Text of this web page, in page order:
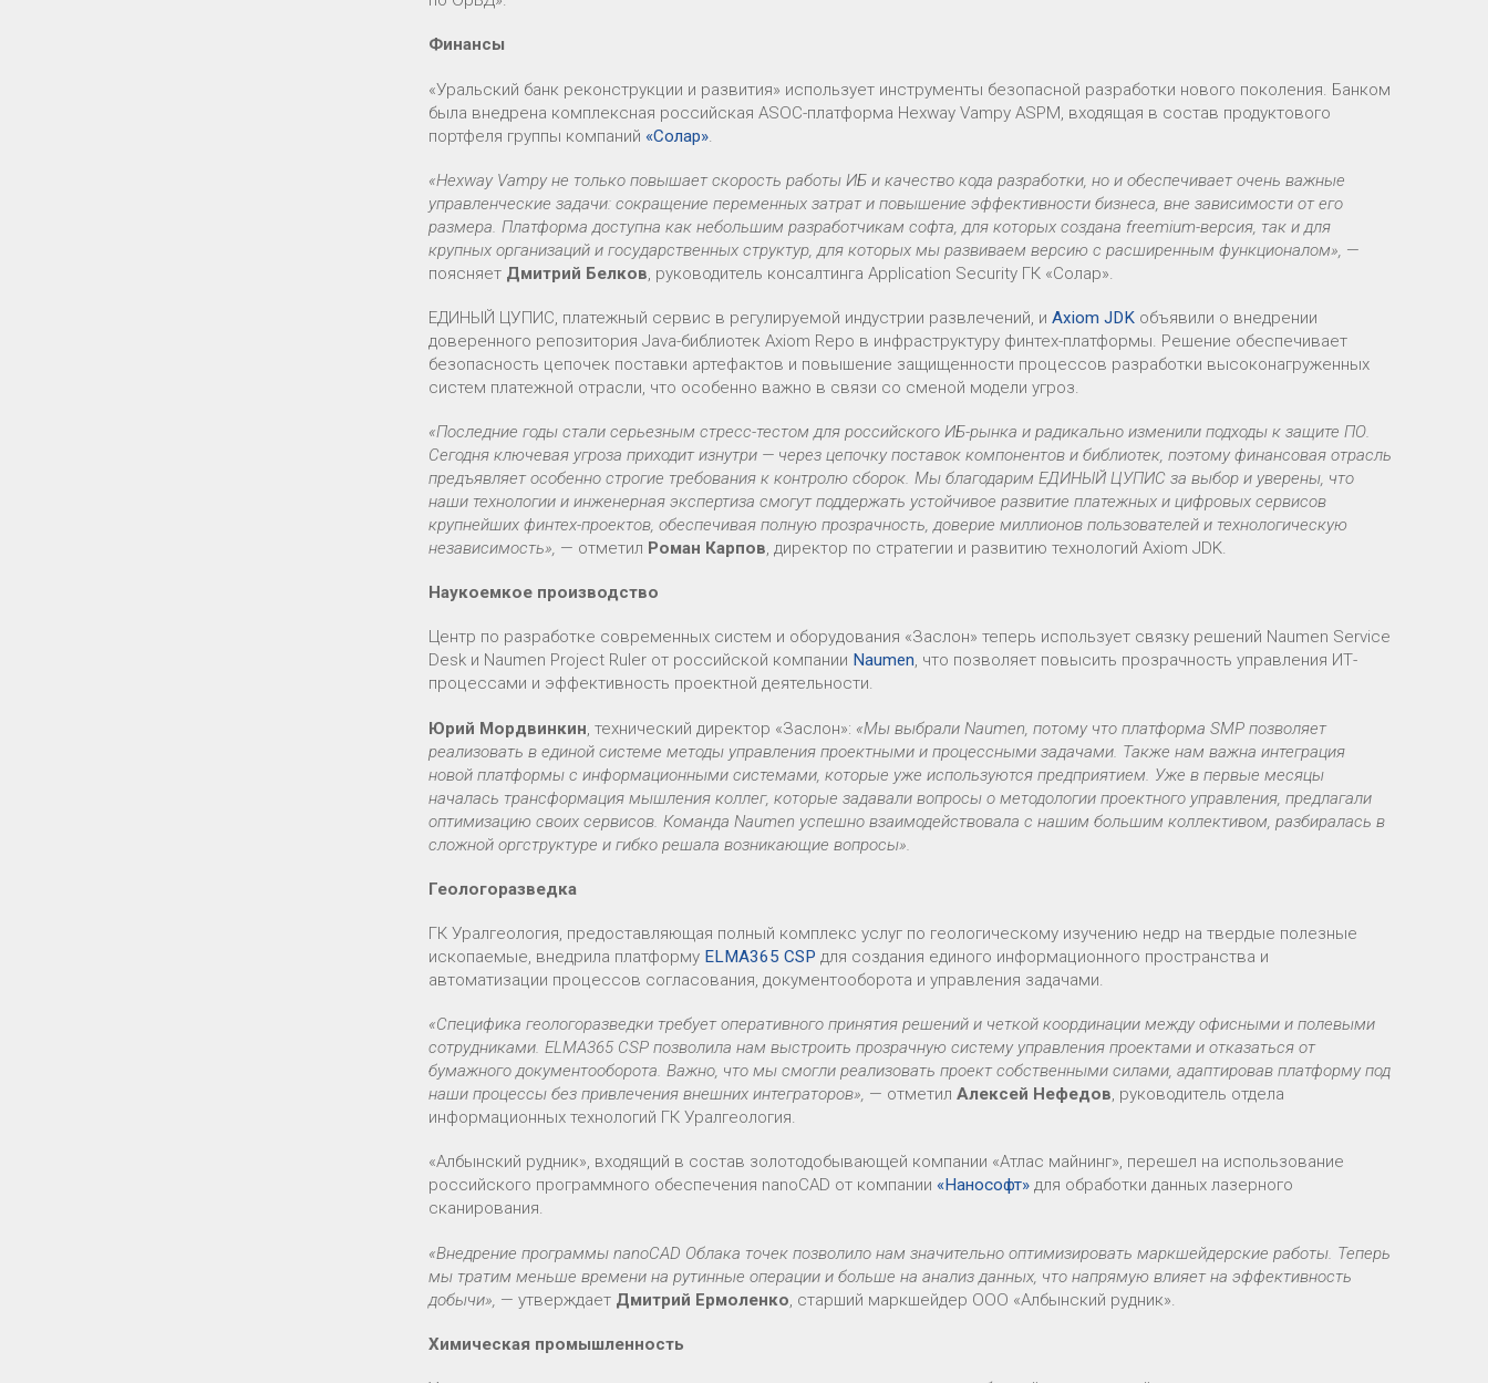
Финансы
«Уральский банк реконструкции и развития» использует инструменты безопасной разработки нового поколения. Банком
была внедрена комплексная российская ASOC-платформа Hexway Vampy ASPM, входящая в состав продуктового
портфеля группы компаний «Солар»
«Hexway Vampy не только повышает скорость работы ИБ и качество кода разработки, но и обеспечивает очень важные
управленческие задачи: сокращение переменных затрат и повышение эффективности бизнеса, вне зависимости от его
размера. Платформа доступна как небольшим разработчикам софта, для которых создана freemium-версия, так и для
крупных организаций и государственных структур, для которых мы развиваем версию с расширенным функционалом», —
поясняет Дмитрий Белков, руководитель консалтинга Application Security ГК «Солар».
ЕДИНЫЙ ЦУПИС, платежный сервис в регулируемой индустрии развлечений, и Axiom JDK объявили о внедрении
доверенного репозитория Java-библиотек Axiom Repo в инфраструктуру финтех-платформы. Решение обеспечивает
безопасность цепочек поставки артефактов и повышение защищенности процессов разработки высоконагруженных
систем платежной отрасли, что особенно важно в связи со сменой модели угроз.
«Последние годы стали серьезным стресс-тестом для российского ИБ-рынка и радикально изменили подходы к защите ПО.
Сегодня ключевая угроза приходит изнутри — через цепочку поставок компонентов и библиотек, поэтому финансовая отрасль
предъявляет особенно строгие требования к контролю сборок. Мы благодарим ЕДИНЫЙ ЦУПИС за выбор и уверены, что
наши технологии и инженерная экспертиза смогут поддержать устойчивое развитие платежных и цифровых сервисов
крупнейших финтех-проектов, обеспечивая полную прозрачность, доверие миллионов пользователей и технологическую
независимость», — отметил Роман Карпов, директор по стратегии и развитию технологий Axiom JDK.
Наукоемкое производство
Центр по разработке современных систем и оборудования «Заслон» теперь использует связку решений Naumen Service
Desk и Naumen Project Ruler от российской компании Naumen, что позволяет повысить прозрачность управления ИТ-
процессами и эффективность проектной деятельности.
Юрий Мордвинкин, технический директор «Заслон»: «Мы выбрали Naumen, потому что платформа SMP позволяет
реализовать в единой системе методы управления проектными и процессными задачами. Также нам важна интеграция
новой платформы с информационными системами, которые уже используются предприятием. Уже в первые месяцы
началась трансформация мышления коллег, которые задавали вопросы о методологии проектного управления, предлагали
оптимизацию своих сервисов. Команда Naumen успешно взаимодействовала с нашим большим коллективом, разбиралась в
сложной оргструктуре и гибко решала возникающие вопросы».
Геологоразведка
ГК Уралгеология, предоставляющая полный комплекс услуг по геологическому изучению недр на твердые полезные
ископаемые, внедрила платформу ELMA365 CSP для создания единого информационного пространства и
автоматизации процессов согласования, документооборота и управления задачами.
«Специфика геологоразведки требует оперативного принятия решений и четкой координации между офисными и полевыми
сотрудниками. ELMA365 CSP позволила нам выстроить прозрачную систему управления проектами и отказаться от
бумажного документооборота. Важно, что мы смогли реализовать проект собственными силами, адаптировав платформу под
наши процессы без привлечения внешних интеграторов», — отметил Алексей Нефедов, руководитель отдела
информационных технологий ГК Уралгеология.
«Албынский рудник», входящий в состав золотодобывающей компании «Атлас майнинг», перешел на использование
российского программного обеспечения nanoCAD от компании «Нанософт» для обработки данных лазерного
сканирования.
«Внедрение программы nanoCAD Облака точек позволило нам значительно оптимизировать маркшейдерские работы. Теперь
мы тратим меньше времени на рутинные операции и больше на анализ данных, что напрямую влияет на эффективность
добычи», — утверждает Дмитрий Ермоленко, старший маркшейдер ООО «Албынский рудник».
Химическая промышленность